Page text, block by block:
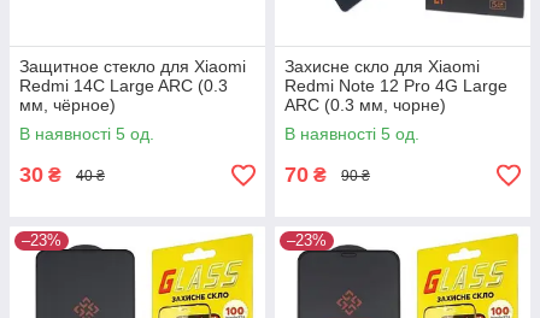
Защитное стекло для Xiaomi
Redmi 14C Large ARC (0.3
мм, чёрное)
В наявності 5 од.
30 ₴ 40 ₴
Захисне скло для Xiaomi
Redmi Note 12 Pro 4G Large
ARC (0.3 мм, чорне)
В наявності 5 од.
70 ₴ 90 ₴
–23% –23%